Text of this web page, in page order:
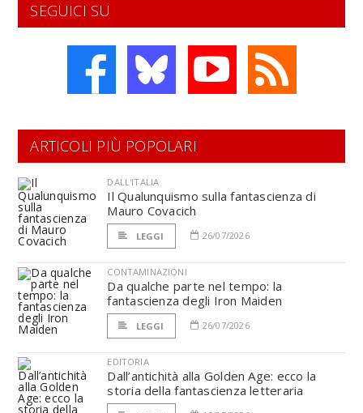
SEGUICI SU
ARTICOLI PIÙ POPOLARI
DALL'ITALIA
Il Qualunquismo sulla fantascienza di
Mauro Covacich
LEGGI 26/07/2026
CONTAMINAZIONI
Da qualche parte nel tempo: la
fantascienza degli Iron Maiden
LEGGI 26/07/2026
EDITORIA
Dall’antichità alla Golden Age: ecco la
storia della fantascienza letteraria